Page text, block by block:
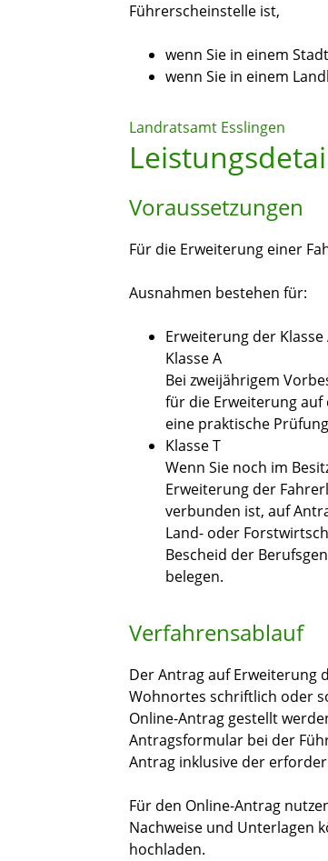
Führerscheinstelle ist,
wenn Sie in einem
wenn Sie in einem
Landratsamt Esslingen
Voraussetzungen
Für die Erweiterung einer
Ausnahmen bestehen für:
Erweiterung der
Klasse A
Bei zweijährigem
für die Erweiterung auf
eine praktische
Klasse T
Wenn Sie noch im
Erweiterung der
verbunden ist, auf
Land- oder
Bescheid der Be
belegen.
Verfahrensablauf
Der Antrag auf Erweiterung
Wohnortes schriftlich oder
Online-Antrag gestellt
Antragsformular bei der
Antrag inklusive der
Für den Online-Antrag
Nachweise und Unterlagen
hochladen.